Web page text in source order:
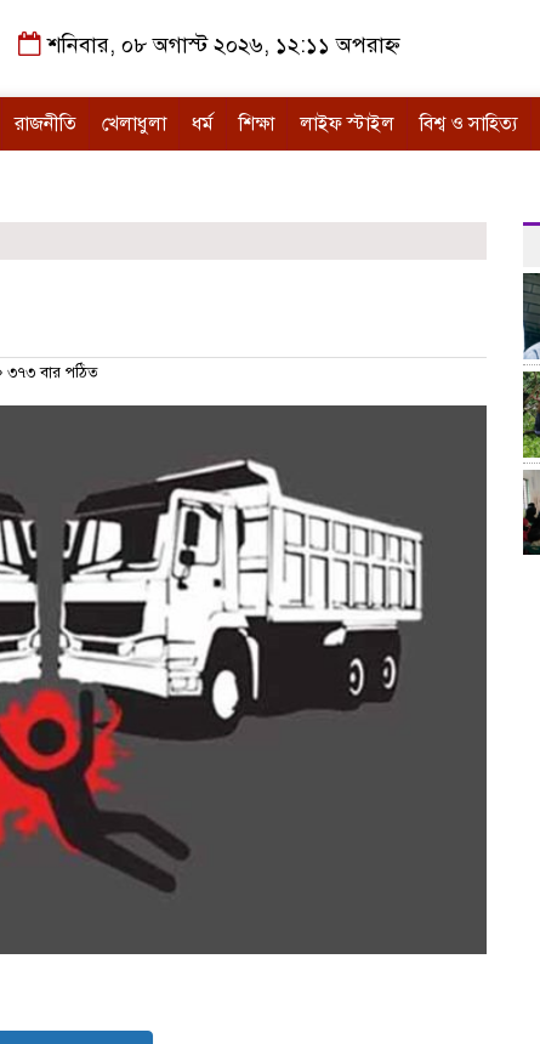
শনিবার, ০৮ অগাস্ট ২০২৬, ১২:১১ অপরাহ্ন
রাজনীতি খেলাধুলা ধর্ম শিক্ষা লাইফ স্টাইল বিশ্ব ও সাহিত্য
৩৭৩ বার পঠিত